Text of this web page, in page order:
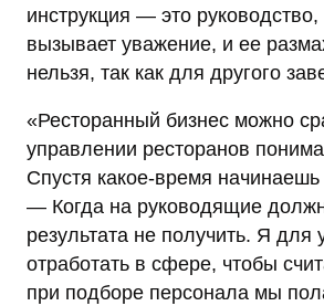
инструкция — это
вызывает уважение, и ее
нельзя, так как для другого
«Ресторанный бизнес можно
управлении ресторанов
Спустя какое-время
— Когда на руководящие
результата не получить. Я
отработать в сфере, чтобы
при подборе персонала мы